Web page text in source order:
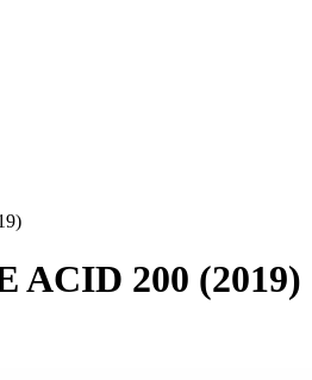
200 (2019)